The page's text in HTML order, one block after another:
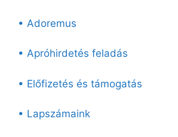
• Adoremus
• Apróhirdetés feladás
• Előfizetés és támogatás
• Lapszámaink